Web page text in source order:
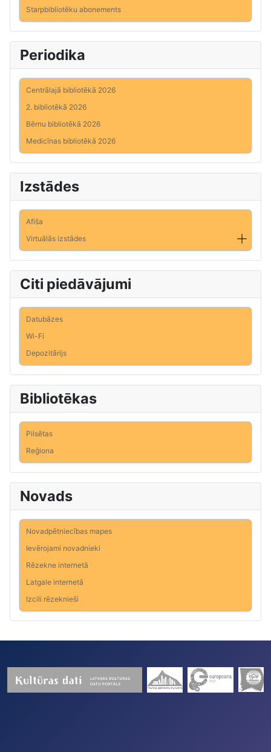
Starpbibliotēku abonements
Periodika
Centrālajā bibliotēkā 2026
2. bibliotēkā 2026
Bērnu bibliotēkā 2026
Medicīnas bibliotēkā 2026
Izstādes
Afiša
Virtuālās izstādes
Citi piedāvājumi
Datubāzes
Wi-Fi
Depozitārijs
Bibliotēkas
Pilsētas
Reģiona
Novads
Novadpētniecības mapes
Ievērojami novadnieki
Rēzekne internetā
Latgale internetā
Izcili rēzeknieši